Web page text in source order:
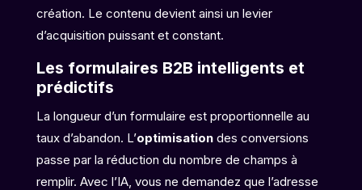
création. Le contenu devient ainsi un levier
d’acquisition puissant et constant.
Les formulaires B2B intelligents et
prédictifs
La longueur d’un formulaire est proportionnelle au
taux d’abandon. L’optimisationdes conversions
passe par la réduction du nombre de champs à
remplir. Avec l’IA, vous ne demandez que l’adresse